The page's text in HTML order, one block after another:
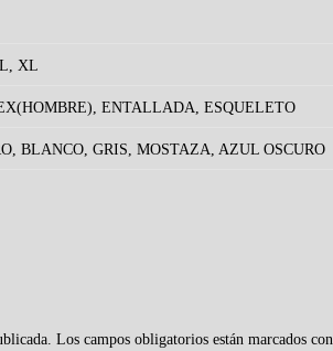
XL
ENTALLADA, ESQUELETO
BLANCO, GRIS, MOSTAZA, AZUL OSCURO
Los campos obligatorios están marcados con